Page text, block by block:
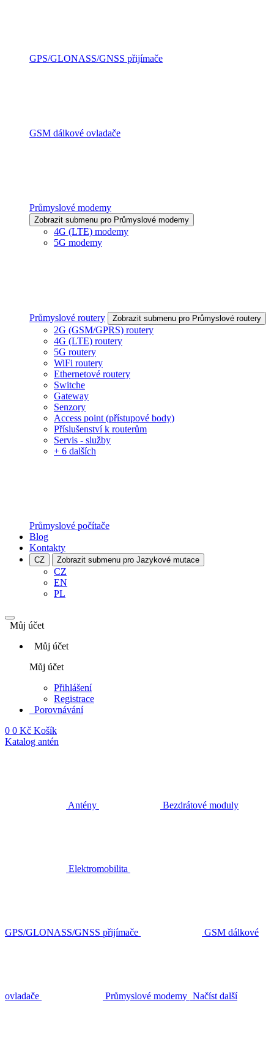
GPS/GLONASS/GNSS přijímače
GSM dálkové ovladače
Průmyslové modemy
Zobrazit submenu pro Průmyslové modemy
4G (LTE) modemy
5G modemy
Průmyslové routery Zobrazit submenu pro Průmyslové routery
2G (GSM/GPRS) routery
4G (LTE) routery
5G routery
WiFi routery
Ethernetové routery
Switche
Gateway
Senzory
Access point (přístupové body)
Příslušenství k routerům
Servis - služby
+ 6 dalších
Průmyslové počítače
Blog
Kontakty
CZ Zobrazit submenu pro Jazykové mutace
CZ
EN
PL
Můj účet
Můj účet
Můj účet
Přihlášení
Registrace
Porovnávání
0 0 Kč Košík
Katalog antén
Antény Bezdrátové moduly
Elektromobilita
GPS/GLONASS/GNSS přijímače GSM dálkové
ovladače Průmyslové modemy Načíst další